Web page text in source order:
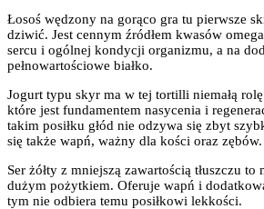
Łosoś wędzony na gorąco gra tu pierwsze
dziwić. Jest cennym źródłem kwasów
sercu i ogólnej kondycji organizmu, a na
pełnowartościowe białko.
Jogurt typu skyr ma w tej tortilli niemałą
które jest fundamentem nasycenia i
takim posiłku głód nie odzywa się zbyt
się także wapń, ważny dla kości oraz zębów.
Ser żółty z mniejszą zawartością tłuszczu to
dużym pożytkiem. Oferuje wapń i
tym nie odbiera temu posiłkowi lekkości.